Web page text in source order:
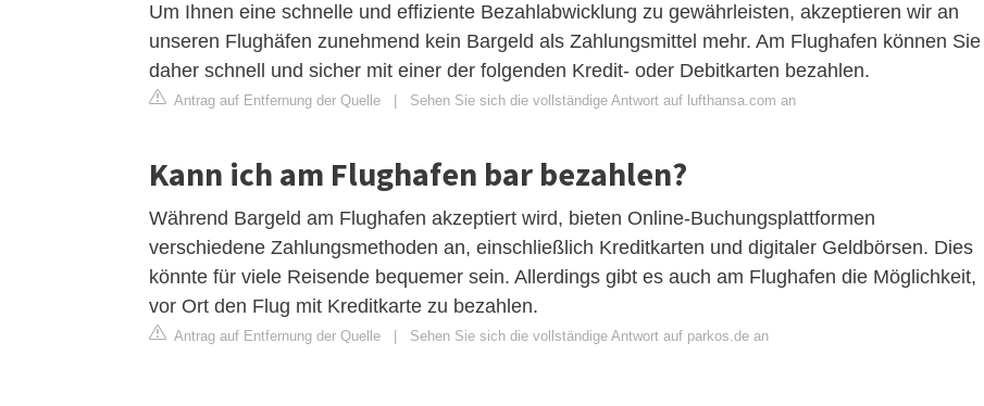
Um Ihnen eine schnelle und effiziente Bezahlabwicklung zu gewährleisten, akzeptieren wir an
unseren Flughäfen zunehmend kein Bargeld als Zahlungsmittel mehr. Am Flughafen können Sie
daher schnell und sicher mit einer der folgenden Kredit- oder Debitkarten bezahlen.
Antrag auf Entfernung der Quelle Sehen Sie sich die vollständige Antwort auf lufthansa.com an
Kann ich am Flughafen bar bezahlen?
Während Bargeld am Flughafen akzeptiert wird, bieten Online-Buchungsplattformen
verschiedene Zahlungsmethoden an, einschließlich Kreditkarten und digitaler Geldbörsen. Dies
könnte für viele Reisende bequemer sein. Allerdings gibt es auch am Flughafen die Möglichkeit,
vor Ort den Flug mit Kreditkarte zu bezahlen.
Antrag auf Entfernung der Quelle Sehen Sie sich die vollständige Antwort auf parkos.de an